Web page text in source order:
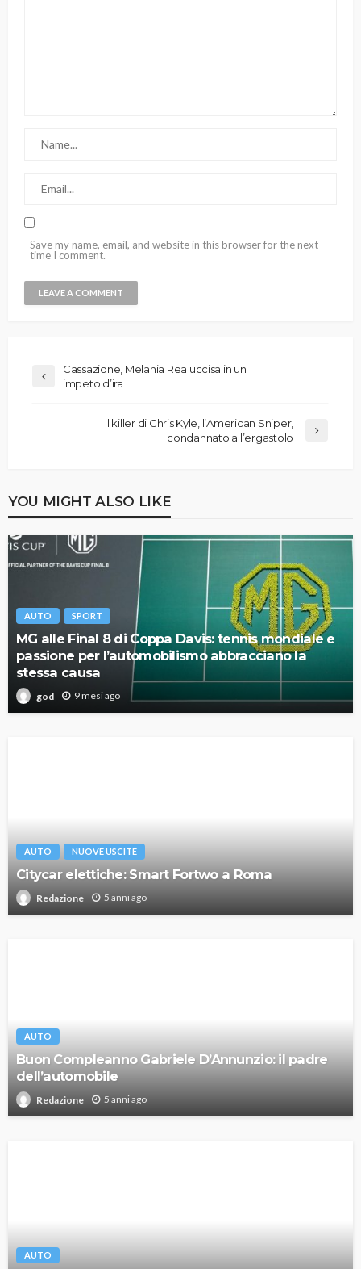
Save my name, email, and website in this browser for the next
time I comment.
Cassazione, Melania Rea uccisa in un
impeto d’ira
Il killer di Chris Kyle, l’American Sniper,
condannato all’ergastolo
YOU MIGHT ALSO LIKE
AUTO SPORT
MG alle Final 8 di Coppa Davis: tennis mondiale e
passione per l’automobilismo abbracciano la
stessa causa
god 9 mesi ago
AUTO NUOVE USCITE
Citycar elettiche: Smart Fortwo a Roma
Redazione 5 anni ago
AUTO
Buon Compleanno Gabriele D’Annunzio: il padre
dell’automobile
Redazione 5 anni ago
AUTO